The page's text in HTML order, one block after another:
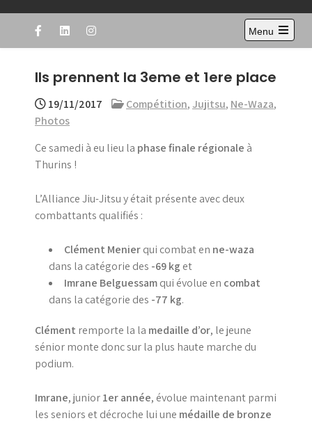
Menu
Open
menu
Ils prennent la 3eme et 1ere place
19/11/2017 Compétition, Jujitsu, Ne-Waza,
Photos
Ce samedi à eu lieu la phase finale régionale à
Thurins !
L’Alliance Jiu-Jitsu y était présente avec deux
combattants qualifiés :
Clément Menierqui combat en ne-waza
dans la catégorie des -69 kg et
Imrane Belguessamqui évolue en combat
dans la catégorie des -77 kg.
Clément remporte la la medaille d’or, le jeune
sénior monte donc sur la plus haute marche du
podium.
Imrane, junior1er année, évolue maintenant parmi
les seniors et décroche lui une médaille de bronze